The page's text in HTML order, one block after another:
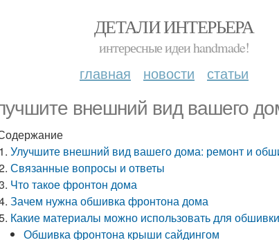
ДЕТАЛИ ИНТЕРЬЕРА
интересные идеи handmade!
главная новости статьи
внешний вид вашего
Улучшите внешний вид вашего дома: ремонт и
Связанные вопросы и ответы
Что такое фронтон дома
Зачем нужна обшивка фронтона дома
Какие материалы можно использовать для
Обшивка фронтона крыши сайдингом